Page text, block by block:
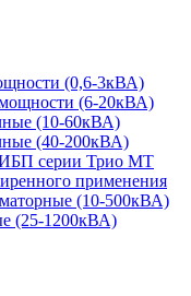
(0,6-3кВА)
(6-20кВА)
(10-60кВА)
(40-200кВА)
ИБП серии Трио МТ
применения
(10-500кВА)
(25-1200кВА)